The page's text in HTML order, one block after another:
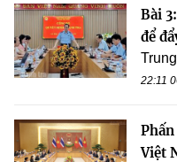
Bài
để
22:11
Việt